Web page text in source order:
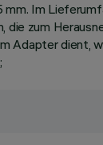
Im
die zum
Adapter dient,